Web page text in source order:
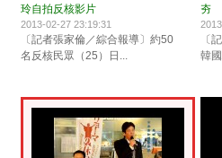
玲自拍反核影片
2013-02-27 23:19:31
〔記者張家倫／綜合報導〕約50
名反核民眾（25）日...
夯
〔
韓